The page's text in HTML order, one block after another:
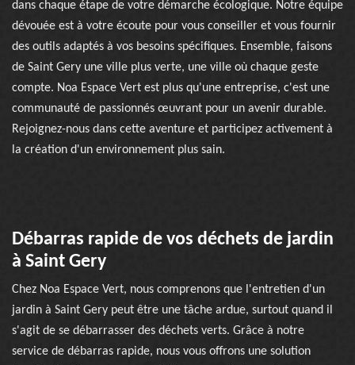
dans chaque étape de votre démarche écologique. Notre équipe
dévouée est à votre écoute pour vous conseiller et vous fournir
des outils adaptés à vos besoins spécifiques. Ensemble, faisons
de Saint Gery une ville plus verte, une ville où chaque geste
compte. Noa Espace Vert est plus qu'une entreprise, c'est une
communauté de passionnés œuvrant pour un avenir durable.
Rejoignez-nous dans cette aventure et participez activement à
la création d'un environnement plus sain.
Débarras rapide de vos déchets de jardin
à Saint Gery
Chez Noa Espace Vert, nous comprenons que l'entretien d'un
jardin à Saint Gery peut être une tâche ardue, surtout quand il
s'agit de se débarrasser des déchets verts. Grâce à notre
service de débarras rapide, nous vous offrons une solution